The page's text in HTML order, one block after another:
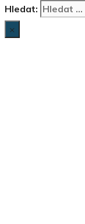
Hledat:
×